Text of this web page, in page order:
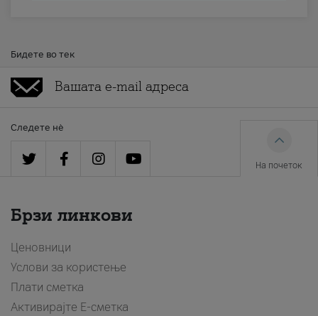
Бидете во тек
Следете нè
На почеток
Брзи линкови
Ценовници
Услови за користење
Плати сметка
Активирајте Е-сметка